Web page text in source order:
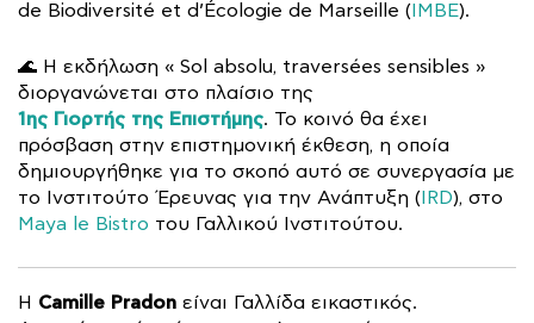
de Biodiversité et d’Écologie de Marseille (IMBE).
🌊 Η εκδήλωση « Sol absolu, traversées sensibles »
διοργανώνεται στο πλαίσιο της
1ης Γιορτής της Επιστήμης. Το κοινό θα έχει
πρόσβαση στην επιστημονική έκθεση, η οποία
δημιουργήθηκε για το σκοπό αυτό σε συνεργασία με
το Ινστιτούτο Έρευνας για την Ανάπτυξη (IRD), στο
Maya le Bistro του Γαλλικού Ινστιτούτου.
Η Camille Pradon είναι Γαλλίδα εικαστικός.